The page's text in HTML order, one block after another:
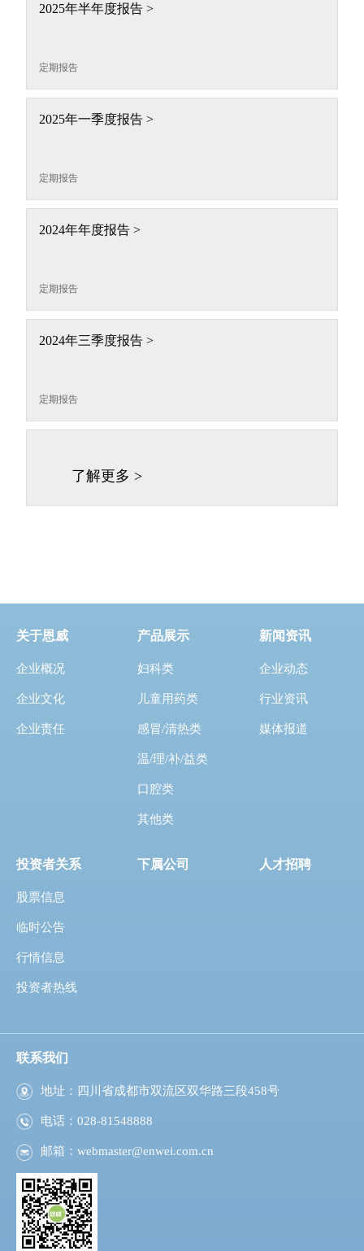
2025年半年度报告 >
定期报告
2025年一季度报告 >
定期报告
2024年年度报告 >
定期报告
2024年三季度报告 >
定期报告
了解更多 >
关于恩威
企业概况
企业文化
企业责任
产品展示
妇科类
儿童用药类
感冒/清热类
温/理/补/益类
口腔类
其他类
新闻资讯
企业动态
行业资讯
媒体报道
投资者关系
股票信息
临时公告
行情信息
投资者热线
下属公司 人才招聘
联系我们
地址：四川省成都市双流区双华路三段458号
电话：028-81548888
邮箱： webmaster@enwei.com.cn